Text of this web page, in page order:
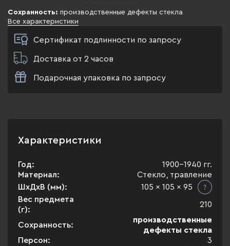
Сохранность: производственные дефекты стекла
Все характеристики
Сертификат подлинности по запросу
Доставка от 2 часов
Подарочная упаковка по запросу
Характеристики
Год:
1900-1940 гг.
Материал:
Стекло, травление
ШхДхВ (мм):
105 x 105 x 95
Вес предмета
(г):
210
Сохранность:
производственные
дефекты стекла
Персон:
3